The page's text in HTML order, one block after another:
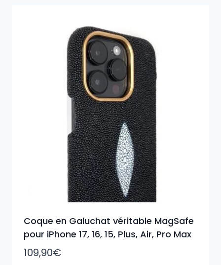
Coque en Galuchat véritable MagSafe
pour iPhone 17, 16, 15, Plus, Air, Pro Max
109,90€